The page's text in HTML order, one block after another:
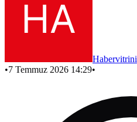
Habervitrini
•7 Temmuz 2026 14:29•